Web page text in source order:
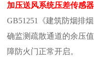
加压送风系统压差传感器
GB51251《建筑防烟排
确监测疏散通道的余压
障防火门正常开启。